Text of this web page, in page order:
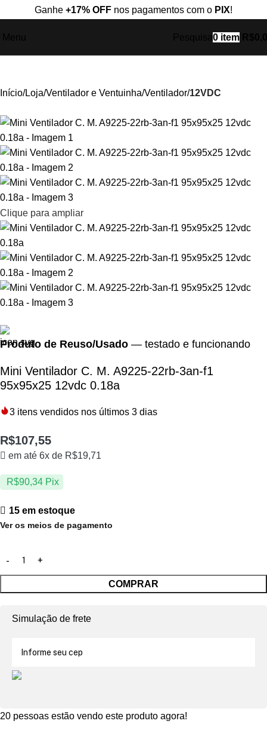
Ganhe +17% OFF nos pagamentos com o PIX!
0 item
Início Loja Ventilador e Ventuinha Ventilador 12VDC
Clique para ampliar
Produto de Reuso/Usado — testado e funcionando
Mini Ventilador C. M. A9225-22rb-3an-f1
95x95x25 12vdc 0.18a
3 itens vendidos nos últimos 3 dias
R$107,55
em até 6x de R$19,71
R$90,34 Pix
15 em estoque
Ver os meios de pagamento
COMPRAR
Simulação de frete
20 pessoas estão vendo este produto agora!